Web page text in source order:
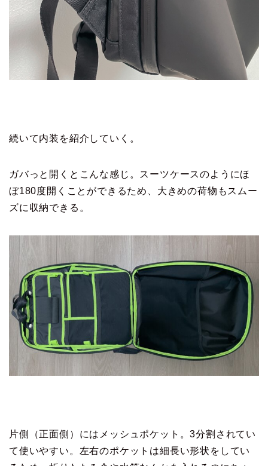
続いて内装を紹介していく。
ガバっと開くとこんな感じ。スーツケースのようにほ
ぼ180度開くことができるため、大きめの荷物もスムー
ズに収納できる。
片側（正面側）にはメッシュポケット。3分割されてい
て使いやすい。左右のポケットは細長い形状をしてい